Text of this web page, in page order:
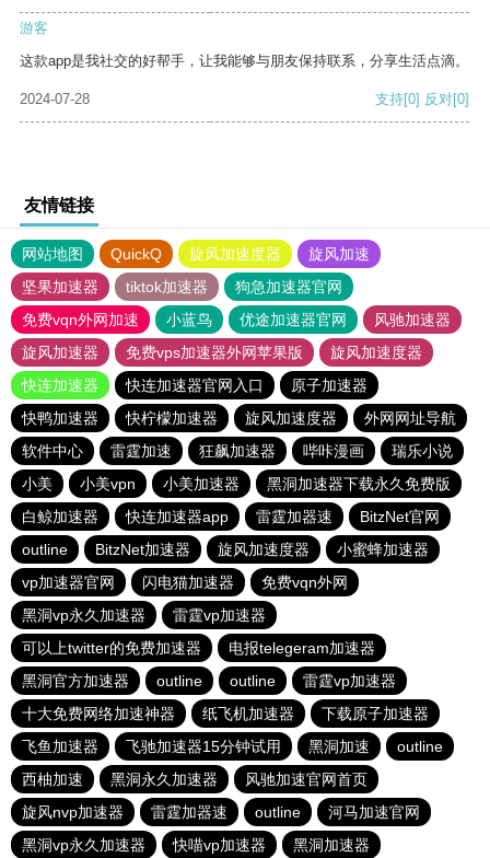
游客
这款app是我社交的好帮手，让我能够与朋友保持联系，分享生活点滴。
2024-07-28 支持[0] 反对[0]
友情链接
网站地图 QuickQ 旋风加速度器
旋风加速
坚果加速器
tiktok加速器
狗急加速器官网
免费vqn外网加速
小蓝鸟 优途加速器官网
风驰加速器
旋风加速器
免费vps加速器外网苹果版
旋风加速度器
快连加速器
快连加速器官网入口
原子加速器
快鸭加速器
快柠檬加速器 旋风加速度器
外网网址导航
软件中心
雷霆加速 狂飙加速器 哔咔漫画
瑞乐小说
小美
小美vpn 小美加速器
黑洞加速器下载永久免费版
白鲸加速器
快连加速器app 雷霆加器速
BitzNet官网
outline
BitzNet加速器 旋风加速度器
小蜜蜂加速器
vp加速器官网
闪电猫加速器
免费vqn外网
黑洞vp永久加速器
雷霆vp加速器
可以上twitter的免费加速器
电报telegeram加速器
黑洞官方加速器
outline outline
雷霆vp加速器
十大免费网络加速神器
纸飞机加速器
下载原子加速器
飞鱼加速器
飞驰加速器15分钟试用 黑洞加速
outline
西柚加速
黑洞永久加速器
风驰加速官网首页
旋风nvp加速器
雷霆加器速 outline
河马加速官网
黑洞vp永久加速器
快喵vp加速器 黑洞加速器